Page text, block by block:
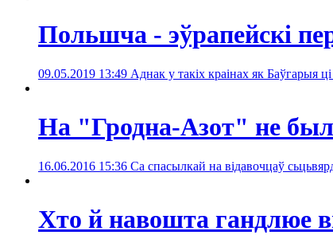
Польшча - эўрапейскі
09.05.2019 13:49 Аднак у такіх краінах як Баўгарыя
На "Гродна-Азот" не
16.06.2016 15:36 Са спасылкай на відавочцаў
Хто й навошта гандлюе